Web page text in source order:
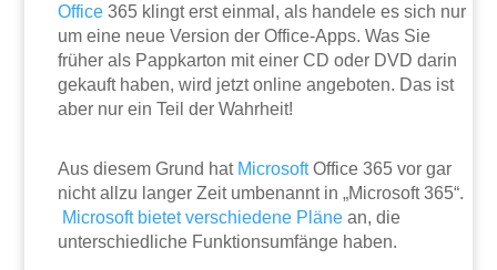
Office 365 klingt erst einmal, als handele es sich nur
um eine neue Version der Office-Apps. Was Sie
früher als Pappkarton mit einer CD oder DVD darin
gekauft haben, wird jetzt online angeboten. Das ist
aber nur ein Teil der Wahrheit!
Aus diesem Grund hat MicrosoftOffice 365 vor gar
nicht allzu langer Zeit umbenannt in „Microsoft 365“.
Microsoft bietet verschiedene Pläne an, die
unterschiedliche Funktionsumfänge haben.